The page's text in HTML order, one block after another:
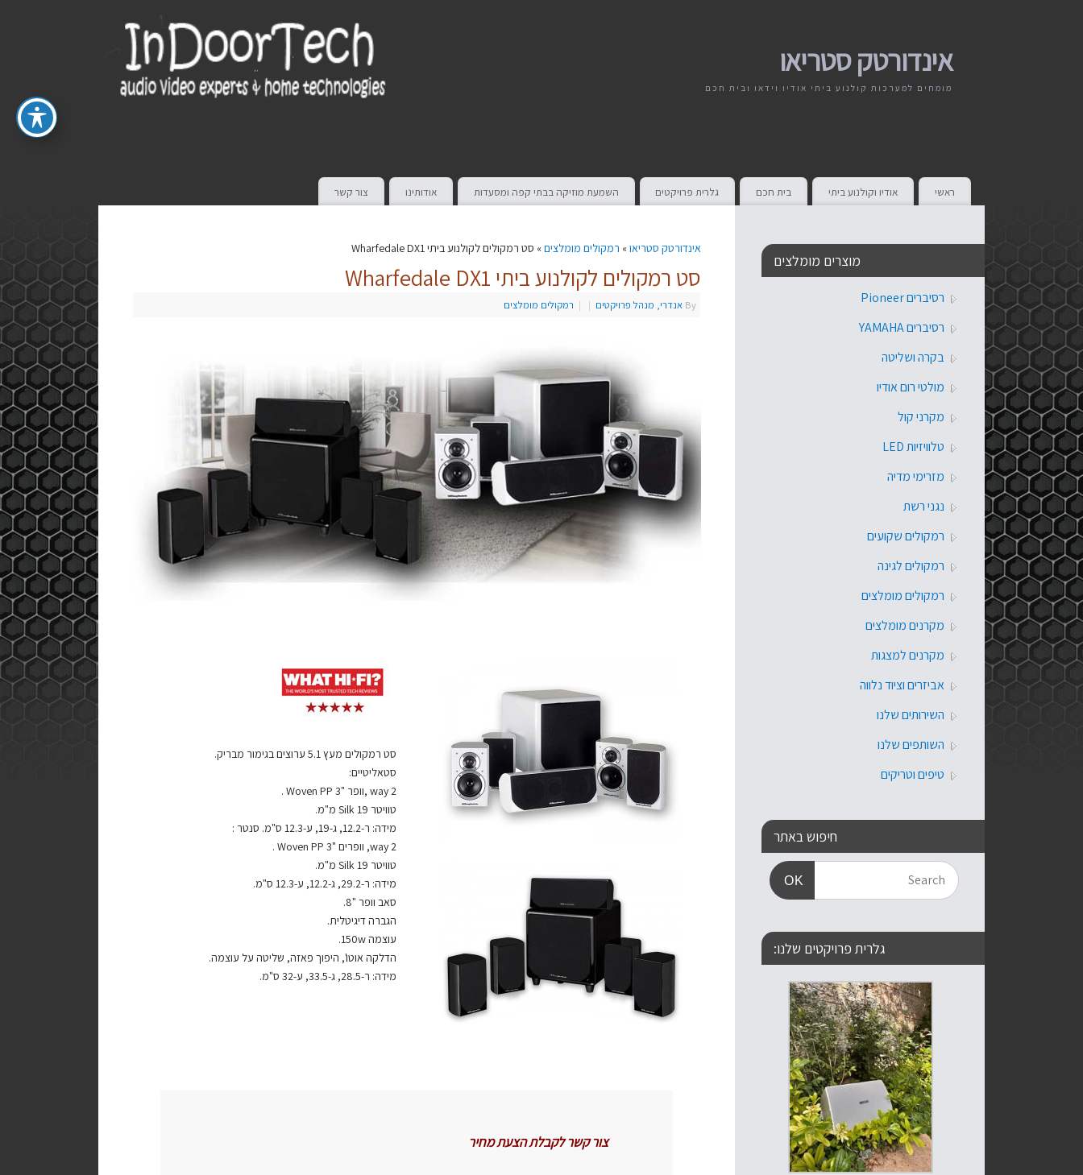
אינדורטק סטריאו
מומחים למערכות קולנוע ביתי אודיו וידאו ובית חכם
ראשי אודיו וקולנוע ביתי בית חכם גלרית פרויקטים השמעת מוזיקה בבתי קפה ומסעדות אודותינו צור קשר
אינדורטק סטריאו» רמקולים מומלצים» סט רמקולים לקולנוע ביתי Wharfedale DX1
סט רמקולים לקולנוע ביתי Wharfedale DX1
By אנדרי, מנהל פרויקטים |
| רמקולים מומלצים
סט רמקולים מעץ 5.1 ערוצים בגימור מבריק.
סטאליטיים:
2 way ,וופר "3 Woven PP .
טוויטר Silk 19 מ"מ.
מידה: ר-12.2, ג-19, ע-12.3 ס"מ. סנטר :
way 2, וופרים "3 Woven PP .
טוויטר Silk 19 מ"מ.
מידה: ר-29.2, ג-12.2, ע-12.3 ס"מ.
סאב וופר "8.
הגברה דיגיטלית.
עוצמה 150w.
הדלקה אוטו', היפוך פאזה, שליטה על עוצמה.
מידה: ר-28.5, ג-33.5, ע-32 ס"מ.
צור קשר לקבלת הצעת מחיר
מוצרים מומלצים
רסיברים Pioneer
רסיברים YAMAHA
בקרה ושליטה
מולטי רום אודיו
מקרני קול
טלוויזיות LED
מזרימי מדיה
נגני רשת
רמקולים שקועים
רמקולים לגינה
רמקולים מומלצים
מקרנים מומלצים
מקרנים למצגות
אביזרים וציוד נלווה
השירותים שלנו
השותפים שלנו
טיפים וטריקים
חיפוש באתר
OK
גלרית פרויקטים שלנו: